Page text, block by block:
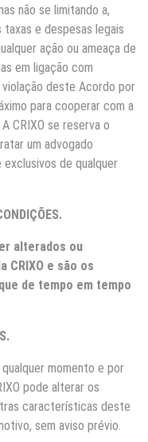
não se limitando a,
e despesas legais
ação ou ameaça de
em ligação com
deste Acordo por
para cooperar com a
CRIXO se reserva o
um advogado
de qualquer
alterados ou
CRIXO e são os
de tempo em tempo
momento e por
pode alterar os
características deste
sem aviso prévio.